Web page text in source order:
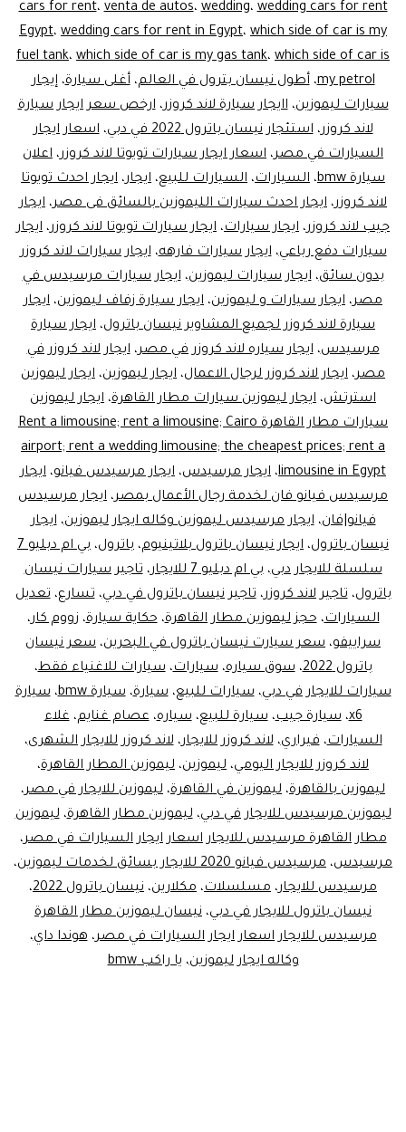
cars for rent،venta de autos،wedding،wedding cars for rent
Egypt، wedding cars for rent in Egypt، which side of car is my
fuel tank، which side of car is my gas tank، which side of car is
my petrol،أطول نيسان بترول في العالم،أغلى سيارة،إيجار
سيارات ليموزين،اايجار سيارة لاند كروزر،ارخص سعر ايجار سيارة
لاند كروزر،استئجار نيسان باترول 2022 في دبي ،اسعار ايجار
السيارات في مصر، اسعار ايجار سيارات تويوتا لاند كروزر، اعلان
سيارة bmw
، السيارات، السيارات للبيع، ايجار، ايجار احدث تويوتا
لاند كروزر، ايجار احدث سيارات الليموزين بالسائق فى مصر، ايجار
جيب لاند كروزر، ايجار سيارات، ايجار سيارات تويوتا لاند كروزر، ايجار
سيارات دفع رباعي،ايجار سيارات فارهه،ايجار سيارات لاند كروزر
بدون سائق،ايجار سيارات ليموزين،ايجار سيارات مرسيدس في
مصر، ايجار سيارات و ليموزين، ايجار سيارة زفاف ليموزين، ايجار
سيارة لاند كروزر لجميع المشاوير نيسان باترول، ايجار سيارة
مرسيدس،ايجار سياره لاند كروزر في مصر،ايجار لاند كروزر في
مصر، ايجار لاند كروزر لرجال الاعمال، ايجار ليموزين، ايجار ليموزين
استرتش، ايجار ليموزين سيارات مطار القاهرة، ايجار ليموزين
سيارات مطار القاهرة Rent a limousine; rent a limousine; Cairo
airport; rent a wedding limousine; the cheapest prices; rent a
limousine in Egypt، ايجار مرسيدس، ايجار مرسيدس فيانو، ايجار
مرسيدس فيانو فان لخدمة رجال الأعمال بمصر، ايجار مرسيدس
فيانو|فان،ايجار مرسيدس ليموزين وكاله ايجار ليموزين،ايجار
نيسان باترول، ايجار نيسان باترول بلاتينيوم، باترول،
بي ام دبليو 7
سلسلة للايجار دبي،بي ام دبليو 7 للايجار ،تاجير سيارات نيسان
باترول،تاجير لاند كروزر،تاجير نيسان باترول في دبي،تسارع،تعديل
السيارات،حجز ليموزين مطار القاهرة،حكاية سيارة، زووم كار،
سراييفو، سعر سيارت نيسان باترول في البحرين، سعر نيسان
باترول 2022
،سوق سياره،سيارات،سيارات للاغنياء فقط،
سيارات للايجار في دبي،سيارات للبيع،سيارة،سيارة bmw ،سيارة
x6،سيارة جيب،سيارة للبيع،سياره،عصام غنايم،غلاء
السيارات،فيراري،لاند كروزر للايجار،لاند كروزر للايجار الشهرى،
لاند كروزر للايجار اليومي، ليموزين، ليموزين المطار القاهرة،
ليموزين بالقاهرة، ليموزين في القاهرة، ليموزين للايجار في مصر،
ليموزين مرسيدس للايجار في دبي،ليموزين مطار القاهرة،ليموزين
مطار القاهرة مرسيدس للايجار اسعار ايجار السيارات في مصر،
مرسيدس، مرسيدس فيانو 2020 للايجار بسائق لخدمات ليموزين
،
مرسيدس للايجار، مسلسلات، مكلارين، نيسان باترول 2022
،
نيسان باترول للايجار في دبي، نيسان ليموزين مطار القاهرة
مرسيدس للايجار اسعار ايجار السيارات في مصر،هوندا داي،
وكاله ايجار ليموزين، يا راكب bmw